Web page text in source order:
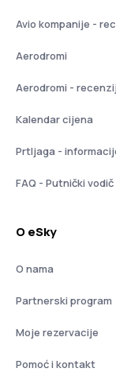
Avio kompanije -
Aerodromi
Aerodromi -
Kalendar cijena
Prtljaga -
FAQ - Putnički vodič
O eSky
O nama
Partnerski program
Moje rezervacije
Pomoć i kontakt